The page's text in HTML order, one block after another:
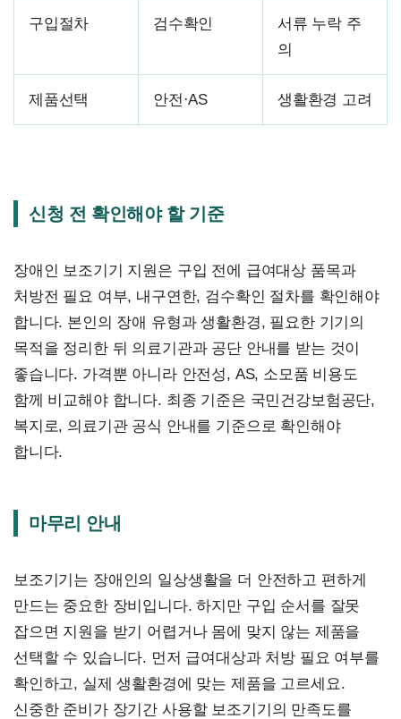
구입절차 검수확인
서류 누락 주
의
제품선택 안전·AS 생활환경 고려
신청 전 확인해야 할 기준
장애인 보조기기 지원은 구입 전에 급여대상 품목과
처방전 필요 여부, 내구연한, 검수확인 절차를 확인해야
합니다. 본인의 장애 유형과 생활환경, 필요한 기기의
목적을 정리한 뒤 의료기관과 공단 안내를 받는 것이
좋습니다. 가격뿐 아니라 안전성, AS, 소모품 비용도
함께 비교해야 합니다. 최종 기준은 국민건강보험공단,
복지로, 의료기관 공식 안내를 기준으로 확인해야
합니다.
마무리 안내
보조기기는 장애인의 일상생활을 더 안전하고 편하게
만드는 중요한 장비입니다. 하지만 구입 순서를 잘못
잡으면 지원을 받기 어렵거나 몸에 맞지 않는 제품을
선택할 수 있습니다. 먼저 급여대상과 처방 필요 여부를
확인하고, 실제 생활환경에 맞는 제품을 고르세요.
신중한 준비가 장기간 사용할 보조기기의 만족도를